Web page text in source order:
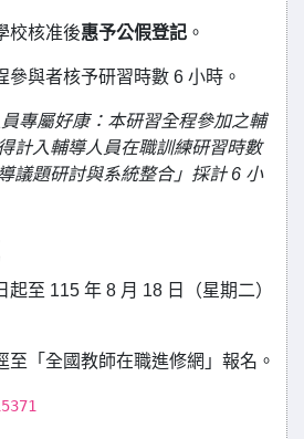
校核准後惠予公假登記 。
參與者核予研習時數 6 小時。
專屬好康：本研習全程參加之輔
計入輔導人員在職訓練研習時數
議題研討與系統整合」採計 6 小
起至 115 年 8 月 18 日（星期二）
至「全國教師在職進修網」報名。